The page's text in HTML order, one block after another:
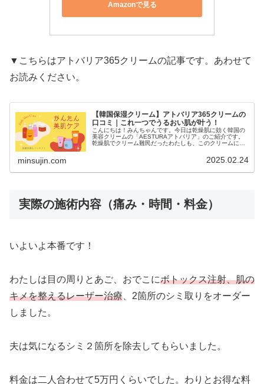
Amazonで見る
▼こちらはアトバリア365クリームの記事です。あわせて
お読みください。
【韓国保湿クリーム】アトバリア365クリームの
口コミ｜これ一つでうるおい肌が叶う！
こんにちは！みんちゃんです。今日は乾燥肌に効く韓国の
美容クリームの「AESTURAアトバリア」のご紹介です。
乾燥肌でクリーム難民だったわたしも、このクリームに助
minsujin.com 2025.02.24
実際の施術内容（痛み・時間・料金）
いよいよ本番です！
わたしは目の周りとあご、おでこにボトックス注射、肌の
キメを整えるレーザー治療 、2箇所のシミ取りをオーダー
しました。
夫は気になるシミ２箇所を除去してもらいました。
料金は二人合わせて5万円くらいでした。わりとお得な料